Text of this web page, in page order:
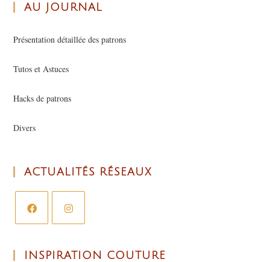
AU JOURNAL
Présentation détaillée des patrons
Tutos et Astuces
Hacks de patrons
Divers
ACTUALITÉS RÉSEAUX
INSPIRATION COUTURE